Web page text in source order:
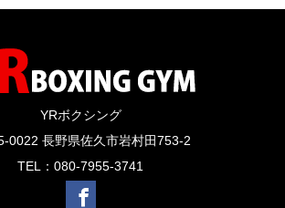
YRボクシング
0022 長野県佐久市岩村田753-2
TEL：080-7955-3741